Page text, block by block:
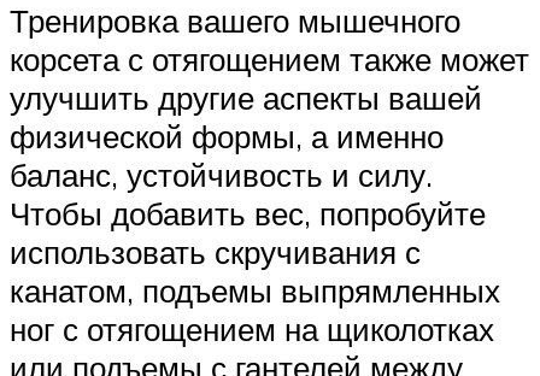
Тренировка вашего мышечного
корсета с отягощением также может
улучшить другие аспекты вашей
физической формы, а именно
баланс, устойчивость и силу.
Чтобы добавить вес, попробуйте
использовать скручивания с
канатом, подъемы выпрямленных
ног с отягощением на щиколотках
или подъемы с гантелей между